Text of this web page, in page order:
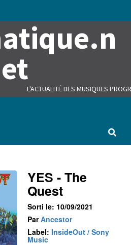
et
L'ACTUALITÉ DES MUSIQUES
YES - The
Quest
Sorti le: 10/09/2021
ParAncestor
Label: InsideOut / Sony
Music